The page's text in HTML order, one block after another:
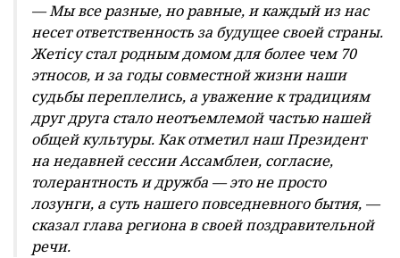
— Мы все разные, но равные, и каждый из нас
несет ответственность за будущее своей страны.
Жетісу стал родным домом для более чем 70
этносов, и за годы совместной жизни наши
судьбы переплелись, а уважение к традициям
друг друга стало неотъемлемой частью нашей
общей культуры. Как отметил наш Президент
на недавней сессии Ассамблеи, согласие,
толерантность и дружба — это не просто
лозунги, а суть нашего повседневного бытия, —
сказал глава региона в своей поздравительной
речи.